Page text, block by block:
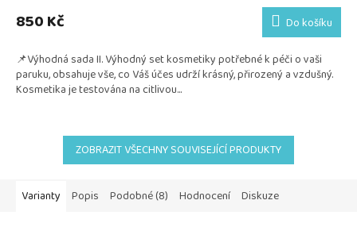
850 Kč Do košíku
📌Výhodná sada II. Výhodný set kosmetiky potřebné k péči o vaši
paruku, obsahuje vše, co Váš účes udrží krásný, přirozený a vzdušný.
Kosmetika je testována na citlivou...
ZOBRAZIT VŠECHNY SOUVISEJÍCÍ PRODUKTY
Varianty Popis Podobné (8) Hodnocení Diskuze